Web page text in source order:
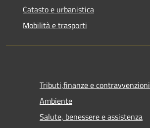
Catasto e urbanistica
Mobilità e trasporti
Tributi,finanze e contravvenzioni
Ambiente
Salute, benessere e assistenza